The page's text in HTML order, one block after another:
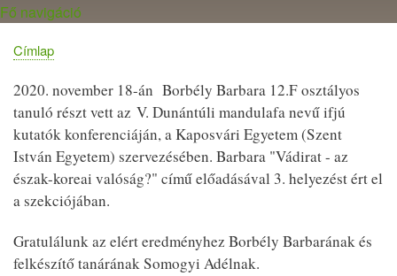
Fő navigáció
Morzsa
Címlap
2020. november 18-án Borbély Barbara 12.F osztályos
tanuló részt vett az V. Dunántúli mandulafa nevű ifjú
kutatók konferenciáján, a Kaposvári Egyetem (Szent
István Egyetem) szervezésében. Barbara "Vádirat - az
észak-koreai valóság?" című előadásával 3. helyezést ért el
a szekciójában.
Gratulálunk az elért eredményhez Borbély Barbarának és
felkészítő tanárának Somogyi Adélnak.